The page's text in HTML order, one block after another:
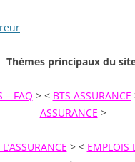
Thèmes principaux du
– FAQ > < BTS ASSURANCE
ASSURANCE >
> < EMPLOIS